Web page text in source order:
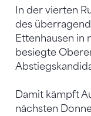
In der vierten
des
Ettenhausen in
besiegte
Damit kämpft
nächsten